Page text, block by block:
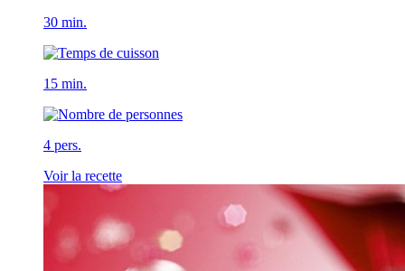
30 min.
15 min.
4 pers.
Voir la recette